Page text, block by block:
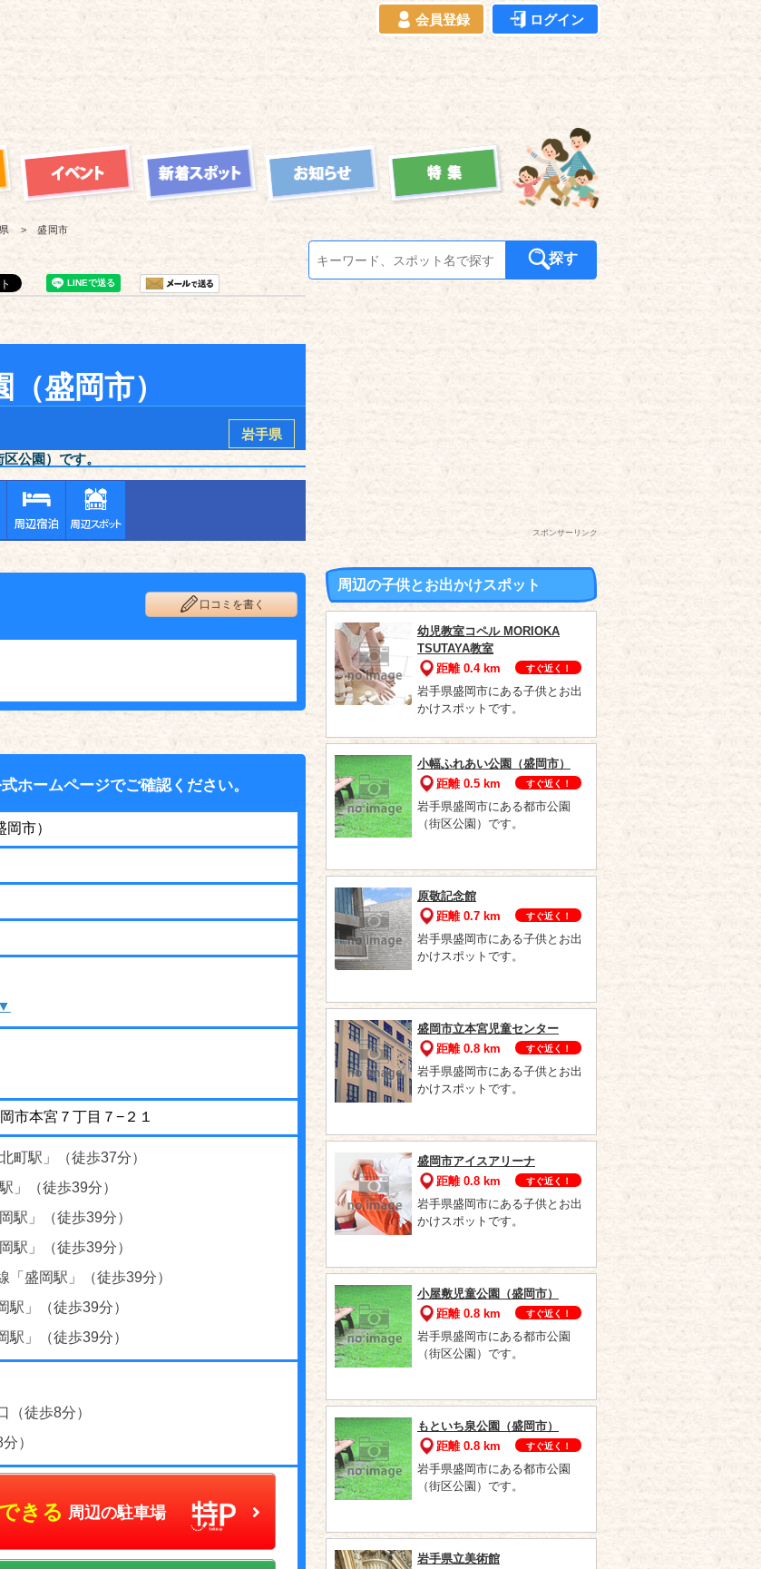
会員登録 ログイン
盛岡市
探す
盛岡市）
岩手県
公園）です。
口コミを書く
ホームページでご確認ください。
市）
市本宮７丁目７−２１
町駅」（徒歩37分）
」（徒歩39分）
駅」（徒歩39分）
駅」（徒歩39分）
「盛岡駅」（徒歩39分）
駅」（徒歩39分）
駅」（徒歩39分）
（徒歩8分）
）
きる 周辺の駐車場
スポンサーリンク
周辺の子供とお出かけスポット
幼児教室コペル MORIOKA
TSUTAYA教室
距離 0.4 km
すぐ近く！
岩手県盛岡市にある子供とお出
かけスポットです。
小幅ふれあい公園（盛岡市）
距離 0.5 km
すぐ近く！
岩手県盛岡市にある都市公園
（街区公園）です。
原敬記念館
距離 0.7 km
すぐ近く！
岩手県盛岡市にある子供とお出
かけスポットです。
盛岡市立本宮児童センター
距離 0.8 km
すぐ近く！
岩手県盛岡市にある子供とお出
かけスポットです。
盛岡市アイスアリーナ
距離 0.8 km
すぐ近く！
岩手県盛岡市にある子供とお出
かけスポットです。
小屋敷児童公園（盛岡市）
距離 0.8 km
すぐ近く！
岩手県盛岡市にある都市公園
（街区公園）です。
もといち泉公園（盛岡市）
距離 0.8 km
すぐ近く！
岩手県盛岡市にある都市公園
（街区公園）です。
岩手県立美術館